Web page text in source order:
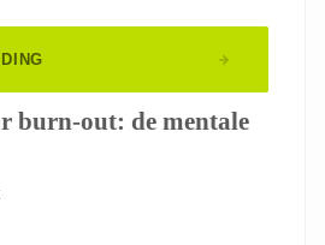
burn-out: de mentale